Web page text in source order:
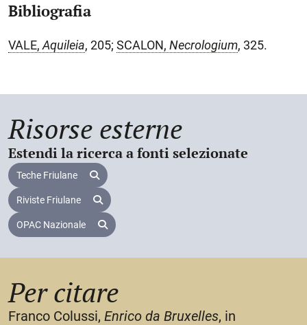
Bibliografia
VALE, Aquileia, 205; SCALON, Necrologium, 325.
Risorse esterne
Estendi la ricerca a fonti selezionate
Teche Friulane
Riviste Friulane
OPAC Nazionale
Per citare
Franco Colussi, Enrico da Bruxelles, in